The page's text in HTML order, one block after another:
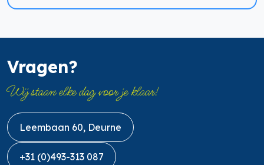
Vragen?
Wij staan elke dag voor je klaar!
Leembaan 60, Deurne
+31 (0)493-313 087